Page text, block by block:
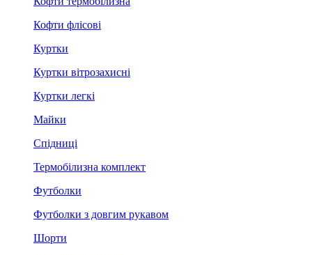
Кофти флісові
Куртки
Куртки вітрозахисні
Куртки легкі
Майки
Спідниці
Термобілизна комплект
Футболки
Футболки з довгим рукавом
Шорти